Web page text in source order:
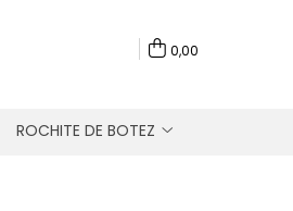
0,00
ROCHITE DE BOTEZ